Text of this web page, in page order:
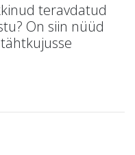
teravdatud
On siin nüüd